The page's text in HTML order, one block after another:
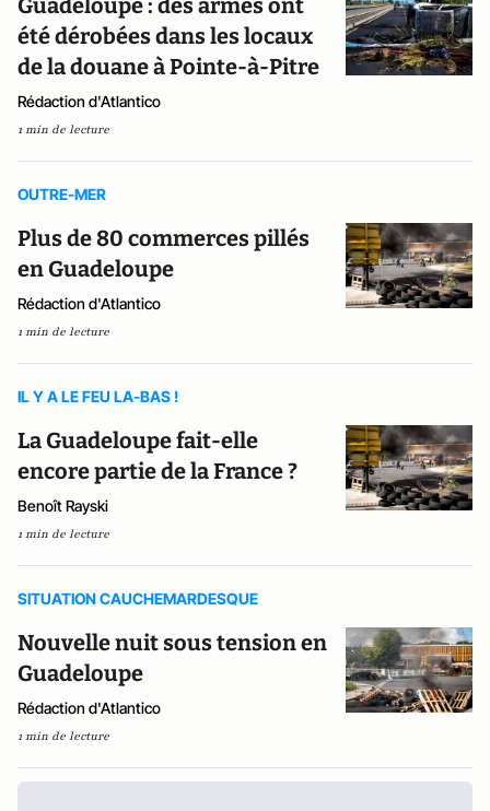
Guadeloupe : des armes ont
été dérobées dans les locaux
de la douane à Pointe-à-Pitre
Rédaction d'Atlantico
1 min de lecture
OUTRE-MER
Plus de 80 commerces pillés
en Guadeloupe
Rédaction d'Atlantico
1 min de lecture
IL Y A LE FEU LA-BAS !
La Guadeloupe fait-elle
encore partie de la France ?
Benoît Rayski
1 min de lecture
SITUATION CAUCHEMARDESQUE
Nouvelle nuit sous tension en
Guadeloupe
Rédaction d'Atlantico
1 min de lecture